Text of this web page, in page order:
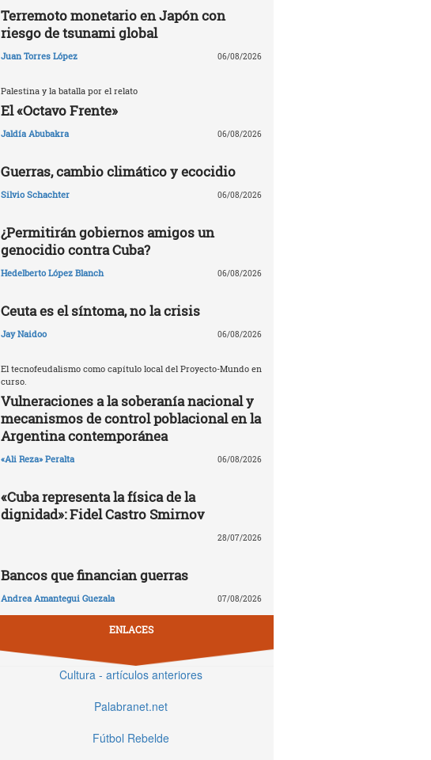
Terremoto monetario en Japón con
riesgo de tsunami global
Juan Torres López 06/08/2026
Palestina y la batalla por el relato
El «Octavo Frente»
Jaldía Abubakra 06/08/2026
Guerras, cambio climático y ecocidio
Silvio Schachter 06/08/2026
¿Permitirán gobiernos amigos un
genocidio contra Cuba?
Hedelberto López Blanch 06/08/2026
Ceuta es el síntoma, no la crisis
Jay Naidoo 06/08/2026
El tecnofeudalismo como capítulo local del Proyecto-Mundo en
curso.
Vulneraciones a la soberanía nacional y
mecanismos de control poblacional en la
Argentina contemporánea
«Ali Reza» Peralta 06/08/2026
«Cuba representa la física de la
dignidad»: Fidel Castro Smirnov
28/07/2026
Bancos que financian guerras
Andrea Amantegui Guezala 07/08/2026
ENLACES
Cultura - artículos anteriores
Palabranet.net
Fútbol Rebelde